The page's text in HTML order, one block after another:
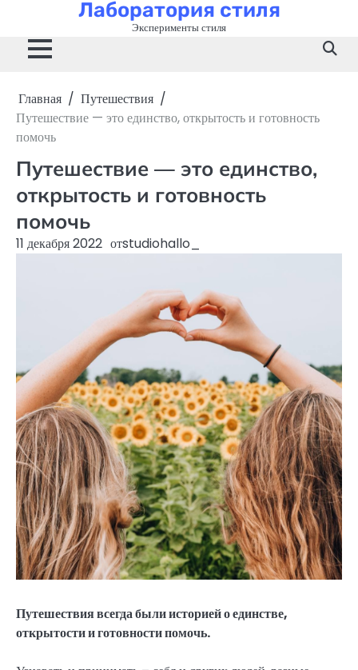
содержимому
Лаборатория стиля
Эксперименты стиля
Главная
Путешествия
Путешествие — это единство, открытость и готовность
помочь
Путешествие — это единство,
открытость и готовность
помочь
11 декабря 2022 отstudiohallo_
Путешествия всегда были историей о единстве,
открытости и готовности помочь.